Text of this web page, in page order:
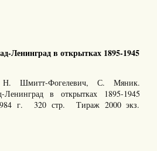
Ленинград в открытках 1895-1945
Н. Шмитт-Фогелевич, С. Мяник.
Ленинград в открытках 1895-1945
г. 320 стр. Тираж 2000 экз.